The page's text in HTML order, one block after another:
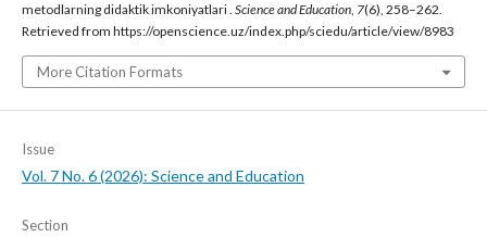
metodlarning didaktik imkoniyatlari . Science and Education, 7(6), 258–262.
Retrieved from https://openscience.uz/index.php/sciedu/article/view/8983
More Citation Formats
Issue
Vol. 7 No. 6 (2026): Science and Education
Section